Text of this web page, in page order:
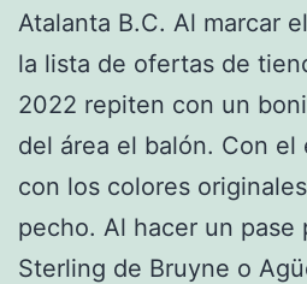
Atalanta B.C. Al marcar
la lista de ofertas de
2022 repiten con un
del área el balón. Con
con los colores
pecho. Al hacer un pase
Sterling de Bruyne o